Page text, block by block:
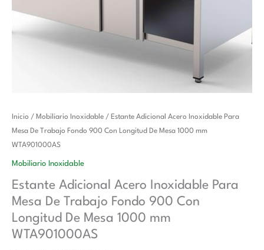
Inicio / Mobiliario Inoxidable / Estante Adicional Acero Inoxidable Para
Mesa De Trabajo Fondo 900 Con Longitud De Mesa 1000 mm
WTA901000AS
Mobiliario Inoxidable
Estante Adicional Acero Inoxidable Para
Mesa De Trabajo Fondo 900 Con
Longitud De Mesa 1000 mm
WTA901000AS
El
precio
era:
El
precio
Estante
Adicional
Acero
Inoxidable
Mesa
De
Trabajo
Fondo